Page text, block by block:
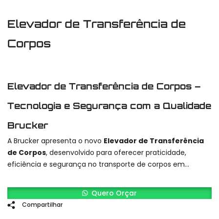
Elevador de Transferência de
Corpos
Elevador de Transferência de Corpos –
Tecnologia e Segurança com a Qualidade
Brucker
A Brucker apresenta o novo Elevador de Transferência
de Corpos, desenvolvido para oferecer praticidade,
eficiência e segurança no transporte de corpos em
Quero Orçar
Compartilhar